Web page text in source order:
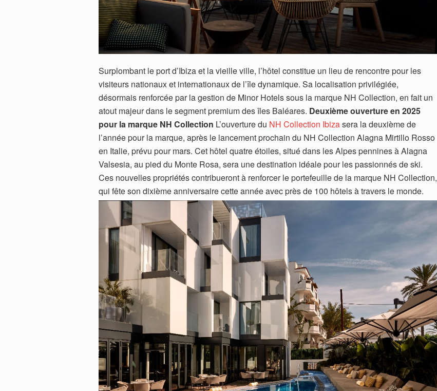
Surplombant le port d’Ibiza et la vieille ville, l’hôtel constitue un lieu de rencontre pour les
visiteurs nationaux et internationaux de l’île dynamique. Sa localisation privilégiée,
désormais renforcée par la gestion de Minor Hotels sous la marque NH Collection, en fait un
atout majeur dans le segment premium des îles Baléares. Deuxième ouverture en 2025
pour la marque NH Collection L’ouverture du NH Collection Ibizasera la deuxième de
l’année pour la marque, après le lancement prochain du NH Collection Alagna Mirtillo Rosso
en Italie, prévu pour mars. Cet hôtel quatre étoiles, situé dans les Alpes pennines à Alagna
Valsesia, au pied du Monte Rosa, sera une destination idéale pour les passionnés de ski.
Ces nouvelles propriétés contribueront à renforcer le portefeuille de la marque NH Collection,
qui fête son dixième anniversaire cette année avec près de 100 hôtels à travers le monde.